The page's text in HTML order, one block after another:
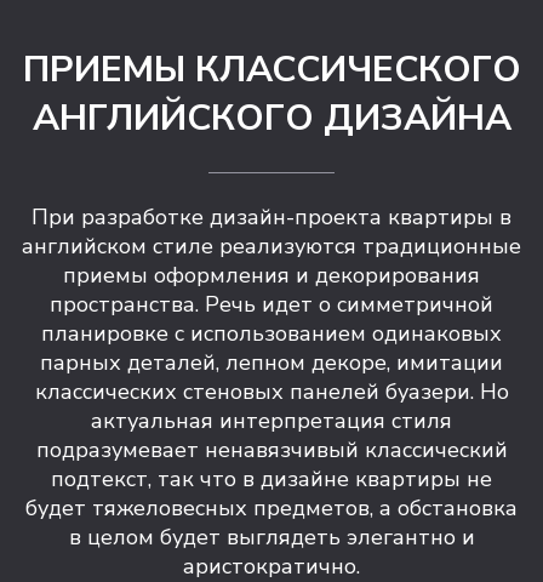
ПРИЕМЫ КЛАССИЧЕСКОГО
АНГЛИЙСКОГО ДИЗАЙНА
При разработке дизайн-проекта квартиры в
английском стиле реализуются традиционные
приемы оформления и декорирования
пространства. Речь идет о симметричной
планировке с использованием одинаковых
парных деталей, лепном декоре, имитации
классических стеновых панелей буазери. Но
актуальная интерпретация стиля
подразумевает ненавязчивый классический
подтекст, так что в дизайне квартиры не
будет тяжеловесных предметов, а обстановка
в целом будет выглядеть элегантно и
аристократично.